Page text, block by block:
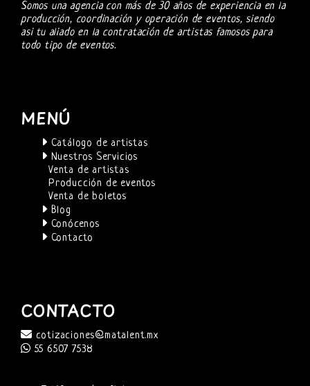
Somos una agencia con más de 30 años de experiencia en la
producción, coordinación y operación de eventos, siendo
asi tu aliado en la contratación de artistas famosos para
todo tipo de eventos.
MENÚ
Catálogo de artistas
Nuestros Servicios
Venta de artistas
Producción de eventos
Venta de boletos
Blog
Conócenos
Contacto
CONTACTO
cotizaciones@matalent.mx
55 6507 7538